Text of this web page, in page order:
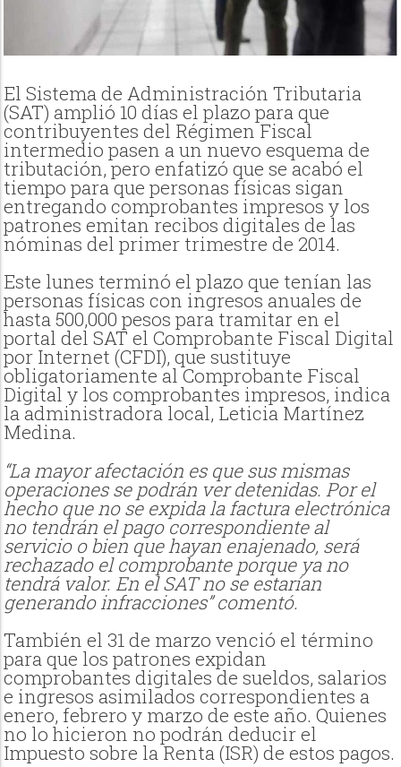
El Sistema de Administración Tributaria
(SAT) amplió 10 días el plazo para que
contribuyentes del Régimen Fiscal
intermedio pasen a un nuevo esquema de
tributación, pero enfatizó que se acabó el
tiempo para que personas físicas sigan
entregando comprobantes impresos y los
patrones emitan recibos digitales de las
nóminas del primer trimestre de 2014.
Este lunes terminó el plazo que tenían las
personas físicas con ingresos anuales de
hasta 500,000 pesos para tramitar en el
portal del SAT el Comprobante Fiscal Digital
por Internet (CFDI), que sustituye
obligatoriamente al Comprobante Fiscal
Digital y los comprobantes impresos, indica
la administradora local, Leticia Martínez
Medina.
“La mayor afectación es que sus mismas
operaciones se podrán ver detenidas. Por el
hecho que no se expida la factura electrónica
no tendrán el pago correspondiente al
servicio o bien que hayan enajenado, será
rechazado el comprobante porque ya no
tendrá valor. En el SAT no se estarían
generando infracciones” comentó.
También el 31 de marzo venció el término
para que los patrones expidan
comprobantes digitales de sueldos, salarios
e ingresos asimilados correspondientes a
enero, febrero y marzo de este año. Quienes
no lo hicieron no podrán deducir el
Impuesto sobre la Renta (ISR) de estos pagos.